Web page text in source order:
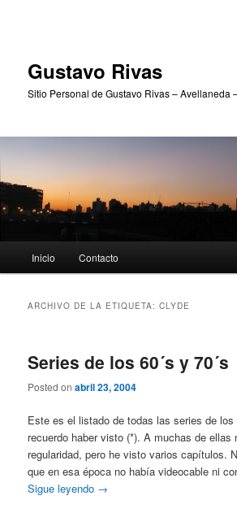
Gustavo Rivas
Sitio Personal de Gustavo Rivas – Avellaneda
principal
Inicio Contacto
ARCHIVO DE LA ETIQUETA:CLYDE
Series de los 60´s y 70´s
Posted onabril 23, 2004
Este es el listado de todas las series de los
recuerdo haber visto (*). A muchas de ellas
regularidad, pero he visto varios capítulos.
que en esa época no había videocable ni
Sigue leyendo →